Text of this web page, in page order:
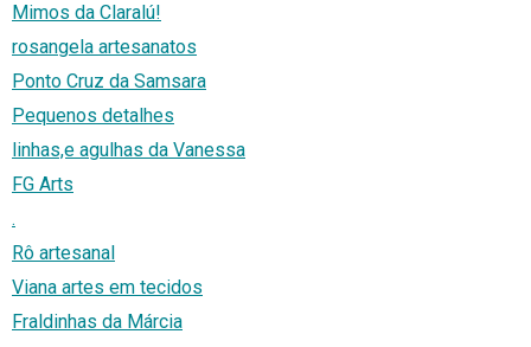
Mimos da Claralú!
rosangela artesanatos
Ponto Cruz da Samsara
Pequenos detalhes
linhas,e agulhas da Vanessa
FG Arts
.
Rô artesanal
Viana artes em tecidos
Fraldinhas da Márcia